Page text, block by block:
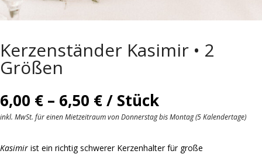
Kerzenständer Kasimir • 2
Größen
6,00 € – 6,50 €Preisspanne:
6,00 €
bis
6,50 €
/ Stück
inkl. MwSt. für einen Mietzeitraum von Donnerstag bis Montag (5 Kalendertage)
Kasimir ist ein richtig schwerer Kerzenhalter für große